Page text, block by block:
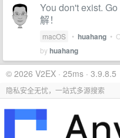
You don't exist.
解！
macOS • huahang •
byhuahang
© 2026 V2EX · 25ms · 3.9.8.5
隐私安全无忧，一站式多源搜索